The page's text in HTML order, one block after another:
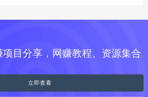
目分享，网赚教程、资源集合
立即查看